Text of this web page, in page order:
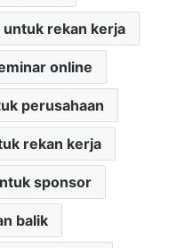
rekan kerja
online
perusahaan
rekan kerja
sponsor
balik